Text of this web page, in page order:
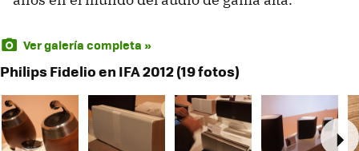
Ver galería completa »
Philips Fidelio en IFA 2012 (19 fotos)